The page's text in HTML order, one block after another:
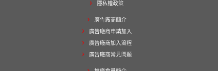
隱私權政策
廣告廠商簡介
廣告廠商申請加入
廣告廠商加入流程
廣告廠商常見問題